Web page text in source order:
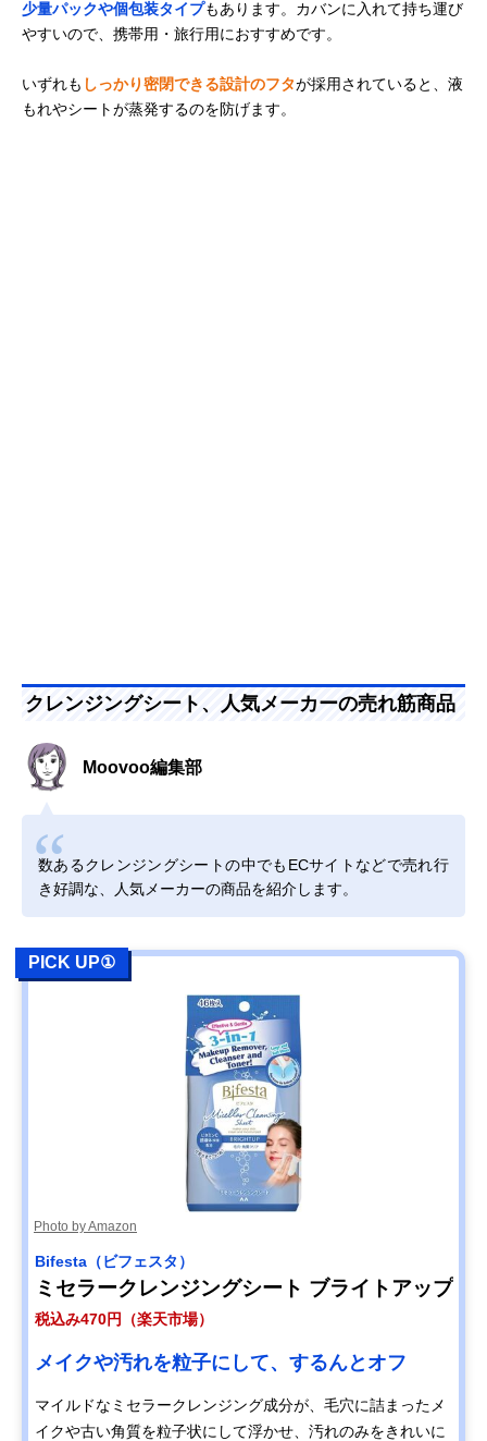
少量パックや個包装タイプもあります。カバンに入れて持ち運び
やすいので、携帯用・旅行用におすすめです。
いずれも しっかり密閉できる設計のフタが採用されていると、液
もれやシートが蒸発するのを防げます。
クレンジングシート、人気メーカーの売れ筋商品
Moovoo編集部
数あるクレンジングシートの中でもECサイトなどで売れ行
き好調な、人気メーカーの商品を紹介します。
PICK UP①
Photo by Amazon
Bifesta（ビフェスタ）
ミセラークレンジングシート ブライトアップ
税込み470円（楽天市場）
メイクや汚れを粒子にして、するんとオフ
マイルドなミセラークレンジング成分が、毛穴に詰まったメ
イクや古い角質を粒子状にして浮かせ、汚れのみをきれいに